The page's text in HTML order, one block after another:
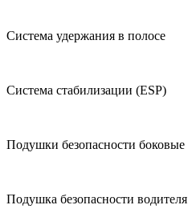
Система удержания в полосе
Система стабилизации (ESP)
Подушки безопасности боковые
Подушка безопасности водителя